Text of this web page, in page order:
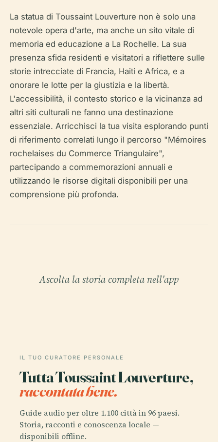
La statua di Toussaint Louverture non è solo una
notevole opera d'arte, ma anche un sito vitale di
memoria ed educazione a La Rochelle. La sua
presenza sfida residenti e visitatori a riflettere sulle
storie intrecciate di Francia, Haiti e Africa, e a
onorare le lotte per la giustizia e la libertà.
L'accessibilità, il contesto storico e la vicinanza ad
altri siti culturali ne fanno una destinazione
essenziale. Arricchisci la tua visita esplorando punti
di riferimento correlati lungo il percorso "Mémoires
rochelaises du Commerce Triangulaire",
partecipando a commemorazioni annuali e
utilizzando le risorse digitali disponibili per una
comprensione più profonda.
Ascolta la storia completa nell'app
IL TUO CURATORE PERSONALE
Tutta Toussaint Louverture,
raccontata bene.
Guide audio per oltre 1.100 città in 96 paesi.
Storia, racconti e conoscenza locale —
disponibili offline.